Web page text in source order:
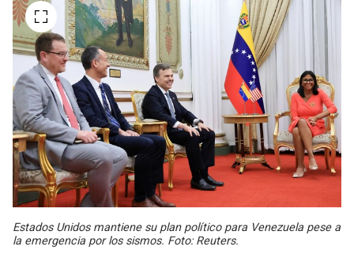
Estados Unidos mantiene su plan político para Venezuela pese a
la emergencia por los sismos. Foto: Reuters.